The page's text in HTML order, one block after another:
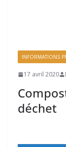
INFORMATIONS
17 avril 2020
déchet